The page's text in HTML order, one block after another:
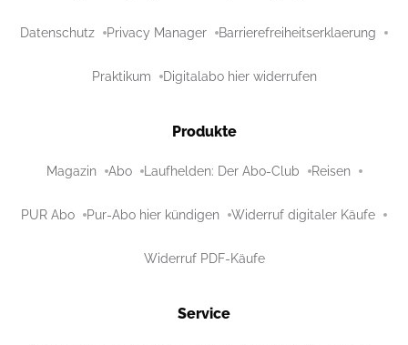
Datenschutz Privacy Manager Barrierefreiheitserklaerung
Praktikum Digitalabo hier widerrufen
Produkte
Magazin Abo Laufhelden: Der Abo-Club Reisen
PUR Abo Pur-Abo hier kündigen Widerruf digitaler Käufe
Widerruf PDF-Käufe
Service